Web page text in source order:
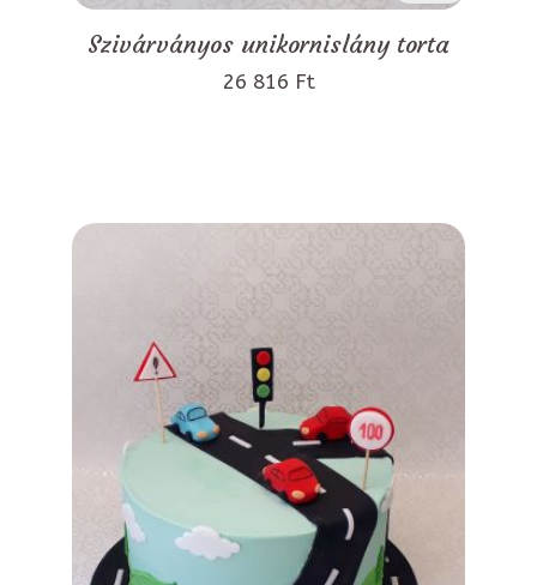
Szivárványos unikornislány torta
26 816 Ft